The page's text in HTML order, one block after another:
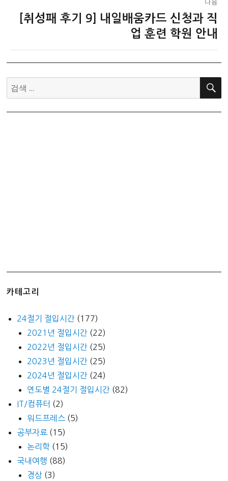
다음
[취성패 후기 9] 내일배움카드 신청과 직
업 훈련 학원 안내
검
색:
검
카테고리
24절기 절입시간 (177)
2021년 절입시간 (22)
2022년 절입시간 (25)
2023년 절입시간 (25)
2024년 절입시간 (24)
연도별 24절기 절입시간 (82)
IT/컴퓨터 (2)
워드프레스 (5)
공부자료 (15)
논리학 (15)
국내여행 (88)
경상 (3)